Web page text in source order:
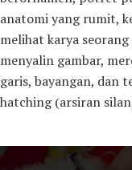
anatomi yang rumit,
melihat karya
menyalin gambar,
garis, bayangan, dan
hatching (arsiran